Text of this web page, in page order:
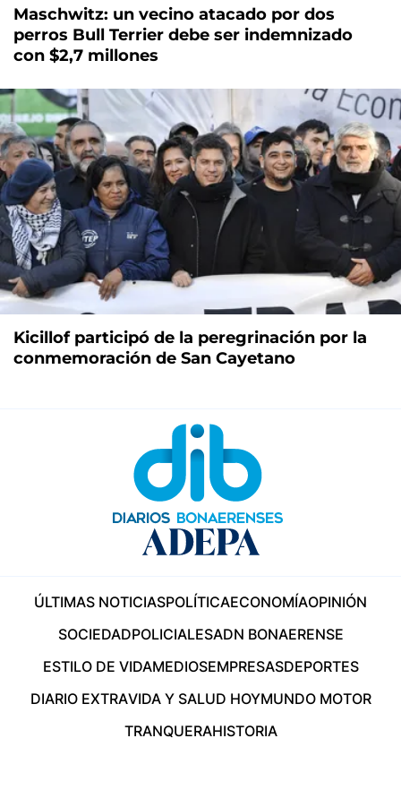
Maschwitz: un vecino atacado por dos
perros Bull Terrier debe ser indemnizado
con $2,7 millones
Kicillof participó de la peregrinación por la
conmemoración de San Cayetano
ÚLTIMAS NOTICIASPOLÍTICAECONOMÍAOPINIÓN
SOCIEDADPOLICIALESADN BONAERENSE
ESTILO DE VIDAMEDIOSEMPRESASDEPORTES
DIARIO EXTRAVIDA Y SALUD HOYMUNDO MOTOR
TRANQUERAHISTORIA